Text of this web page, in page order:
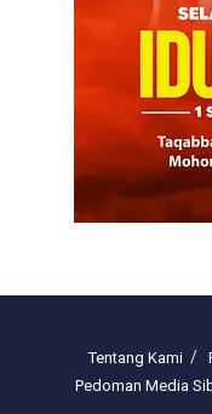
Tentang Kami
Pedoman Media